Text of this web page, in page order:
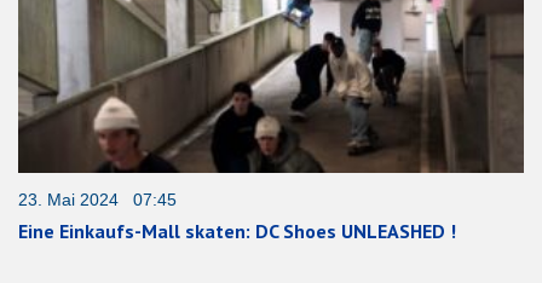
23. Mai 2024 07:45
Eine Einkaufs-Mall skaten: DC Shoes UNLEASHED !